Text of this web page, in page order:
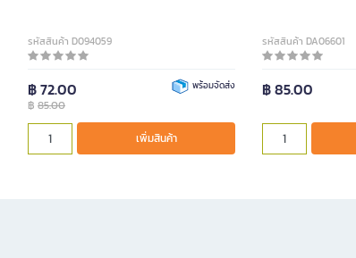
รหัสสินค้า D094059
฿ 72.00
฿ 85.00
พร้อมจัดส่ง
เพิ่มสินค้า
รหัสสินค้า DA06601
฿ 85.00